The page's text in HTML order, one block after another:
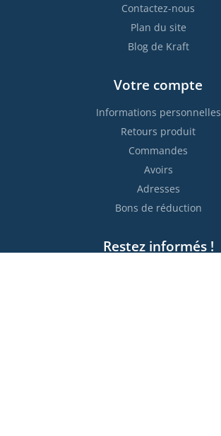
Contactez-nous
Plan du site
Blog de Kraft
Votre compte
Informations personnelles
Retours produit
Commandes
Avoirs
Adresses
Bons de réduction
Restez informés !